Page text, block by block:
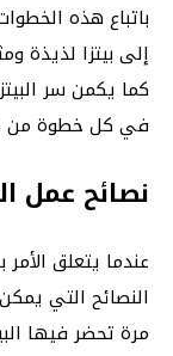
باتباع هذه
إلى بيتزا لذيذة
كما يكمن سر
في كل خطوة من
نصائح عمل
عندما يتعلق
النصائح التي
مرة تحضر فيها